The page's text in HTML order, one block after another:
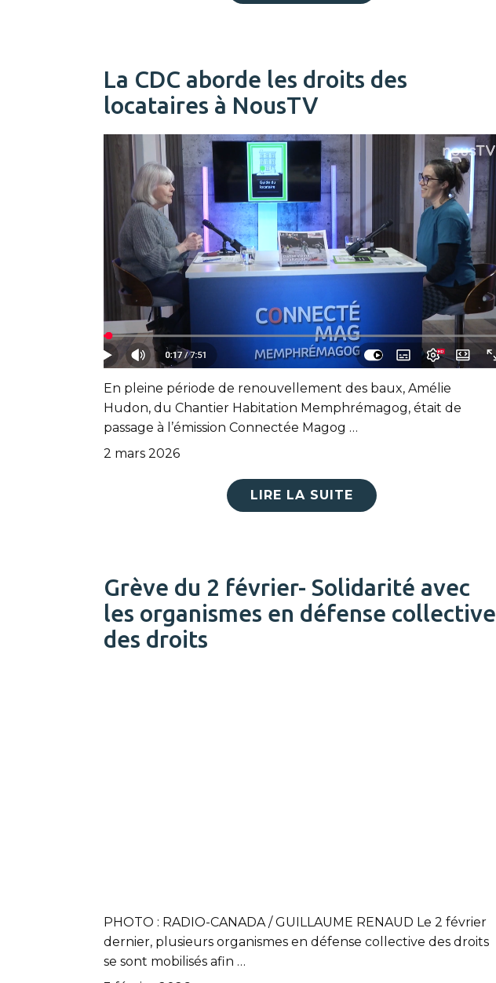
La CDC aborde les droits des
locataires à NousTV
En pleine période de renouvellement des baux, Amélie
Hudon, du Chantier Habitation Memphrémagog, était de
passage à l’émission Connectée Magog …
2 mars 2026
LIRE LA SUITE
Grève du 2 février- Solidarité avec
les organismes en défense collective
des droits
PHOTO : RADIO-CANADA / GUILLAUME RENAUD Le 2 février
dernier, plusieurs organismes en défense collective des droits
se sont mobilisés afin …